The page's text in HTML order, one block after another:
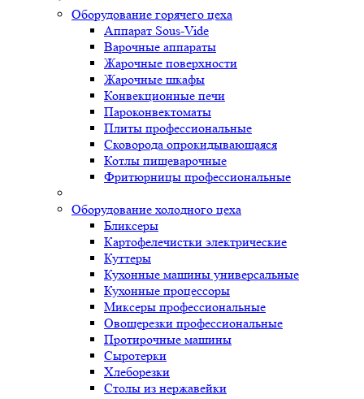
Оборудование горячего цеха
Аппарат Sous-Vide
Варочные аппараты
Жарочные поверхности
Жарочные шкафы
Конвекционные печи
Пароконвектоматы
Плиты профессиональные
Сковорода опрокидывающаяся
Котлы пищеварочные
Фритюрницы профессиональные
Оборудование холодного цеха
Бликсеры
Картофелечистки электрические
Куттеры
Кухонные машины универсальные
Кухонные процессоры
Миксеры профессиональные
Овощерезки профессиональные
Протирочные машины
Сыротерки
Хлеборезки
Столы из нержавейки